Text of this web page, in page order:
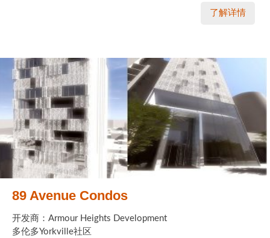
了解详情
89 Avenue Condos
开发商：Armour Heights Development
多伦多Yorkville社区